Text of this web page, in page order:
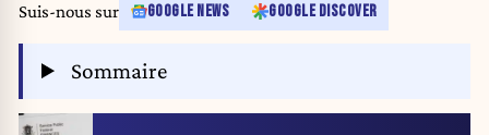
Suis-nous sur GOOGLE NEWS GOOGLE DISCOVER
Sommaire